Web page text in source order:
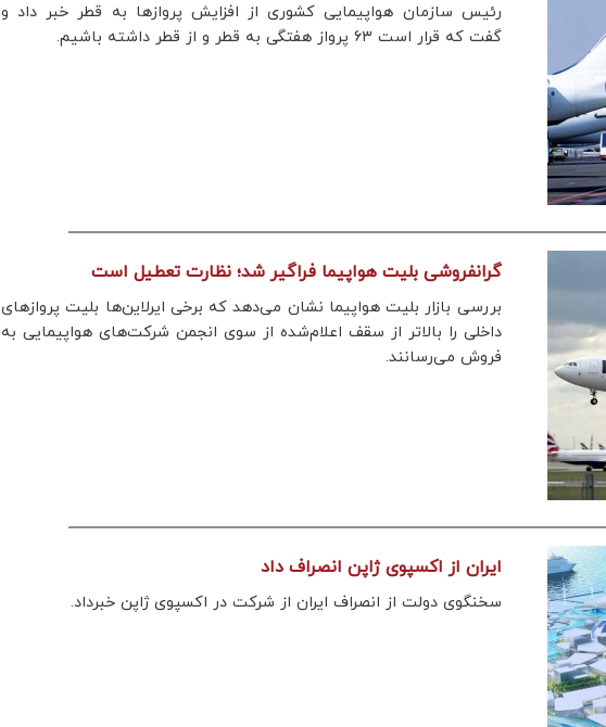
رئیس سازمان هواپیمایی کشوری از افزایش پروازها به قطر خبر داد و
گفت که قرار است ۶۳ پرواز هفتگی به قطر و از قطر داشته باشیم.
گرانفروشی بلیت هواپیما فراگیر شد؛ نظارت تعطیل است
بررسی بازار بلیت هواپیما نشان می‌دهد که برخی ایرلاین‌ها بلیت پروازهای
داخلی را بالاتر از سقف اعلام‌شده از سوی انجمن شرکت‌های هواپیمایی به
فروش می‌رسانند.
ایران از اکسپوی ژاپن انصراف داد
سخنگوی دولت از انصراف ایران از شرکت در اکسپوی ژاپن خبرداد.
ماجرای قلعه‌های متعدد در جنوب ایران چیست؟